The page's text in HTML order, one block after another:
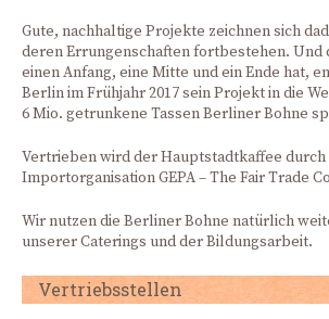
Gute, nachhaltige Projekte zeichnen sich
deren Errungenschaften fortbestehen. Und
einen Anfang, eine Mitte und ein Ende hat,
Berlin im Frühjahr 2017 sein Projekt in die
6 Mio. getrunkene Tassen Berliner Bohne
Vertrieben wird der Hauptstadtkaffee durch
Importorganisation GEPA – The Fair Trade
Wir nutzen die Berliner Bohne natürlich
unserer Caterings und der Bildungsarbeit.
Vertriebsstellen